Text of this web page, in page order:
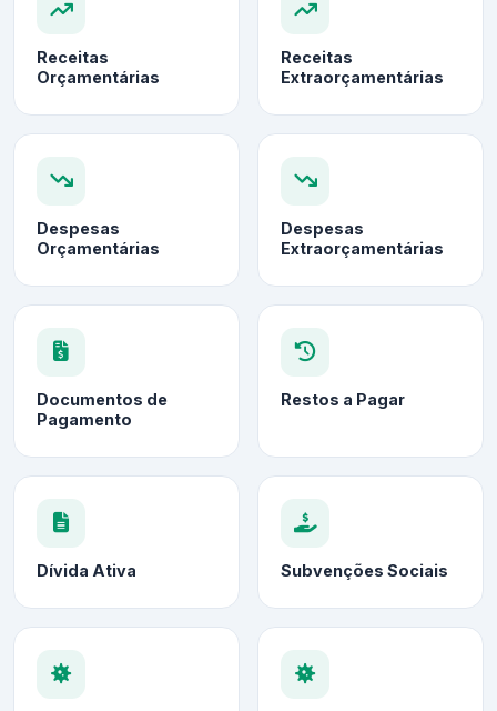
Receitas
Orçamentárias
Receitas
Extraorçamentárias
Despesas
Orçamentárias
Despesas
Extraorçamentárias
Documentos de
Pagamento
Restos a Pagar
Dívida Ativa Subvenções Sociais